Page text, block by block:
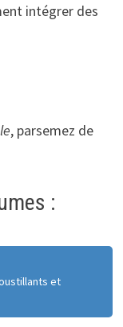
intégrer des
, parsemez de
:
et